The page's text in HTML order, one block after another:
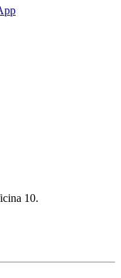
10.